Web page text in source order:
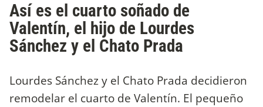
Así es el cuarto soñado de
Valentín, el hijo de Lourdes
Sánchez y el Chato Prada
Lourdes Sánchez y el Chato Prada decidieron
remodelar el cuarto de Valentín. El pequeño